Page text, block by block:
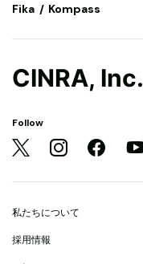
Fika Kompass
CINRA, Inc.
Follow
私たちについて
採用情報